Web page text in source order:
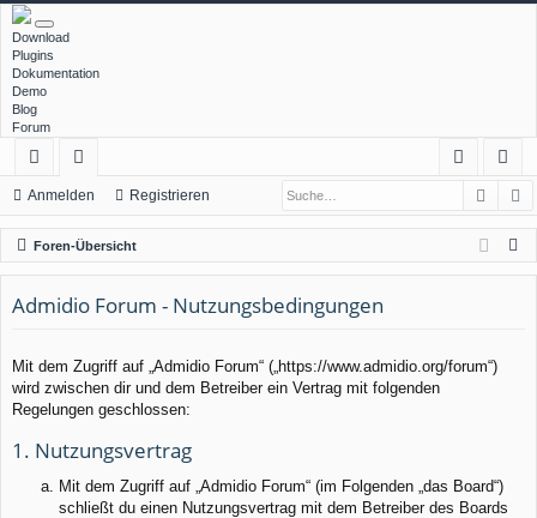
Download
Plugins
Dokumentation
Demo
Blog
Forum
ch
ne
llz
ug
f
or
en
m
el
ist
rie
Anmelden Registrieren
Foren-Übersicht
Admidio Forum - Nutzungsbedingungen
Mit dem Zugriff auf „Admidio Forum“ („https://www.admidio.org/forum“)
wird zwischen dir und dem Betreiber ein Vertrag mit folgenden
Regelungen geschlossen:
1. Nutzungsvertrag
Mit dem Zugriff auf „Admidio Forum“ (im Folgenden „das Board“)
schließt du einen Nutzungsvertrag mit dem Betreiber des Boards